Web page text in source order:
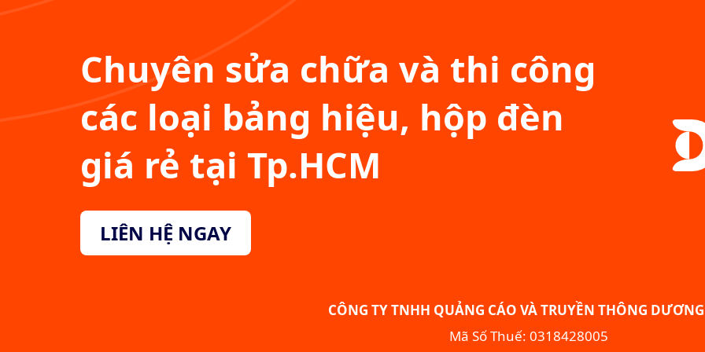
Chuyên sửa chữa và thi công
các loại bảng hiệu, hộp đèn
giá rẻ tại Tp.HCM
LIÊN HỆ NGAY
CÔNG TY TNHH QUẢNG CÁO VÀ TRUYỀN THÔNG
Mã Số Thuế: 0318428005